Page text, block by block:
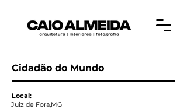
Cidadão do Mundo
Local:
Juiz de Fora,MG